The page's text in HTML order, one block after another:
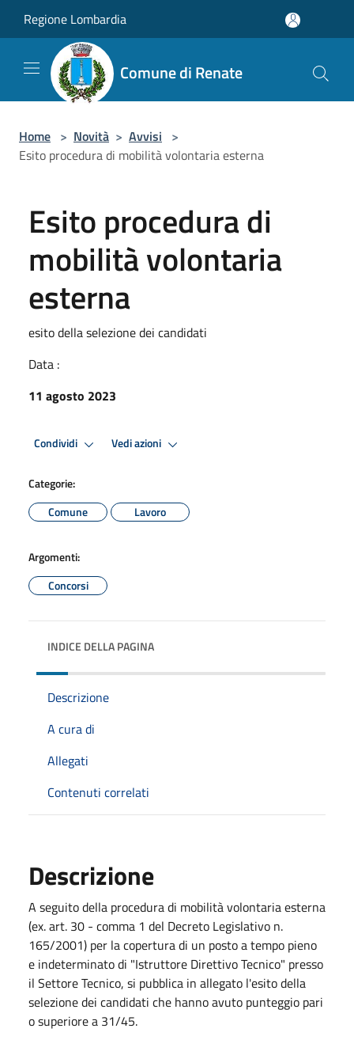
Regione Lombardia
Comune di Renate
Home > Novità > Avvisi >
Esito procedura di mobilità volontaria esterna
Esito procedura di
mobilità volontaria
esterna
esito della selezione dei candidati
Data :
11 agosto 2023
Condividi Vedi azioni
Categorie:
Comune
Lavoro
Argomenti:
Concorsi
INDICE DELLA PAGINA
Descrizione
A cura di
Allegati
Contenuti correlati
Descrizione
A seguito della procedura di mobilità volontaria esterna
(ex. art. 30 - comma 1 del Decreto Legislativo n.
165/2001) per la copertura di un posto a tempo pieno
e indeterminato di "Istruttore Direttivo Tecnico" presso
il Settore Tecnico, si pubblica in allegato l'esito della
selezione dei candidati che hanno avuto punteggio pari
o superiore a 31/45.